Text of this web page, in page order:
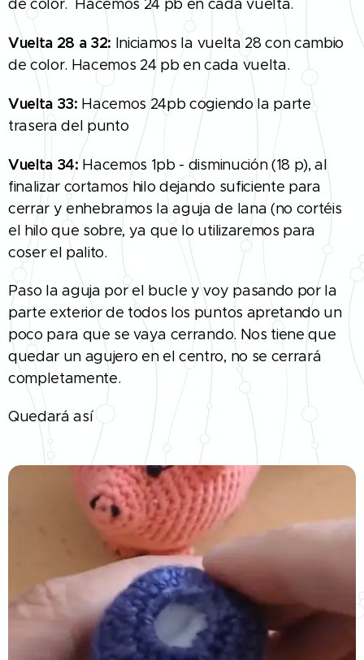
de color. Hacemos 24 pb en cada vuelta.
Vuelta 28 a 32: Iniciamos la vuelta 28 con cambio
de color. Hacemos 24 pb en cada vuelta.
Vuelta 33: Hacemos 24pb cogiendo la parte
trasera del punto
Vuelta 34:Hacemos 1pb - disminución (18 p), al
finalizar cortamos hilo dejando suficiente para
cerrar y enhebramos la aguja de lana (no cortéis
el hilo que sobre, ya que lo utilizaremos para
coser el palito.
Paso la aguja por el bucle y voy pasando por la
parte exterior de todos los puntos apretando un
poco para que se vaya cerrando. Nos tiene que
quedar un agujero en el centro, no se cerrará
completamente.
Quedará así 👇